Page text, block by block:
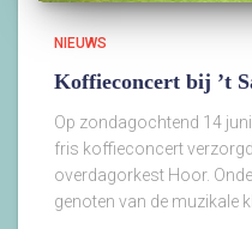
NIEUWS
Koffieconcert bij ’t
Op zondagochtend 14
fris koffieconcert
overdagorkest Hoor.
genoten van de muzikale